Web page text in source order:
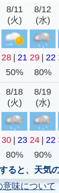
8/11
(火)
8/12
(水)
28 21 29 22
50% 80%
8/18
(火)
8/19
(水)
30 23 24 22
80% 90%
ると、天気
味について